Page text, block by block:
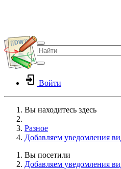
Войти
Вы находитесь здесь
Разное
Добавляем уведомления
Вы посетили
Добавляем уведомления